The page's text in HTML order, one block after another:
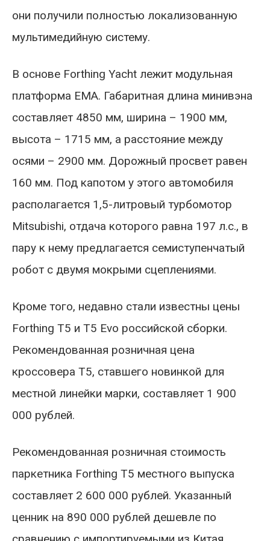
они получили полностью локализованную
мультимедийную систему.
В основе Forthing Yacht лежит модульная
платформа EMA. Габаритная длина минивэна
составляет 4850 мм, ширина – 1900 мм,
высота – 1715 мм, а расстояние между
осями – 2900 мм. Дорожный просвет равен
160 мм. Под капотом у этого автомобиля
располагается 1,5-литровый турбомотор
Mitsubishi, отдача которого равна 197 л.с., в
пару к нему предлагается семиступенчатый
робот с двумя мокрыми сцеплениями.
Кроме того, недавно стали известны цены
Forthing T5 и T5 Evo российской сборки.
Рекомендованная розничная цена
кроссовера T5, ставшего новинкой для
местной линейки марки, составляет 1 900
000 рублей.
Рекомендованная розничная стоимость
паркетника Forthing T5 местного выпуска
составляет 2 600 000 рублей. Указанный
ценник на 890 000 рублей дешевле по